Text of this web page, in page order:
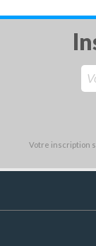
Votre inscription